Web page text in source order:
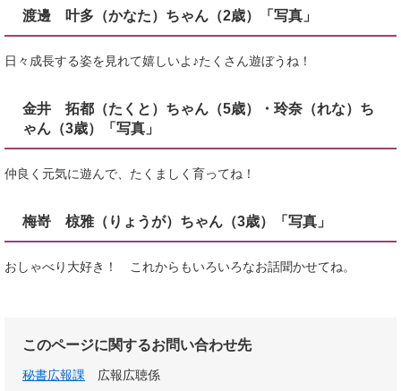
渡邊 叶多（かなた）ちゃん（2歳）「写真」
日々成長する姿を見れて嬉しいよ♪たくさん遊ぼうね！
金井 拓都（たくと）ちゃん（5歳）・玲奈（れな）ち
ゃん（3歳）「写真」
仲良く元気に遊んで、たくましく育ってね！
梅嵜 椋雅（りょうが）ちゃん（3歳）「写真」
おしゃべり大好き！ これからもいろいろなお話聞かせてね。
このページに関するお問い合わせ先
秘書広報課
広報広聴係